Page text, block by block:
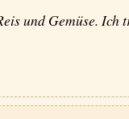
und Gemüse. Ich